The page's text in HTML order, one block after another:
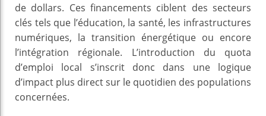
de dollars. Ces financements ciblent des secteurs
clés tels que l’éducation, la santé, les infrastructures
numériques, la transition énergétique ou encore
l’intégration régionale. L’introduction du quota
d’emploi local s’inscrit donc dans une logique
d’impact plus direct sur le quotidien des populations
concernées.